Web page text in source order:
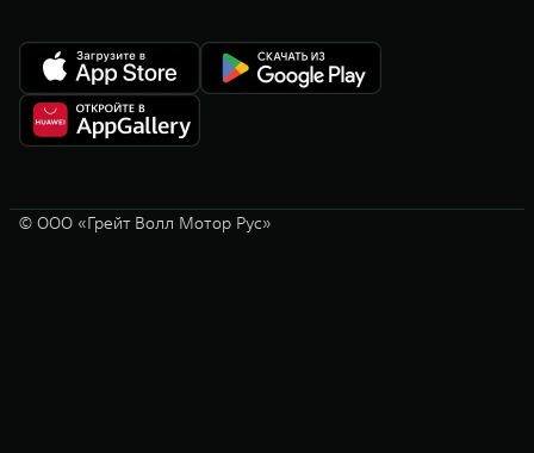
© ООО «Грейт Волл Мотор Рус»